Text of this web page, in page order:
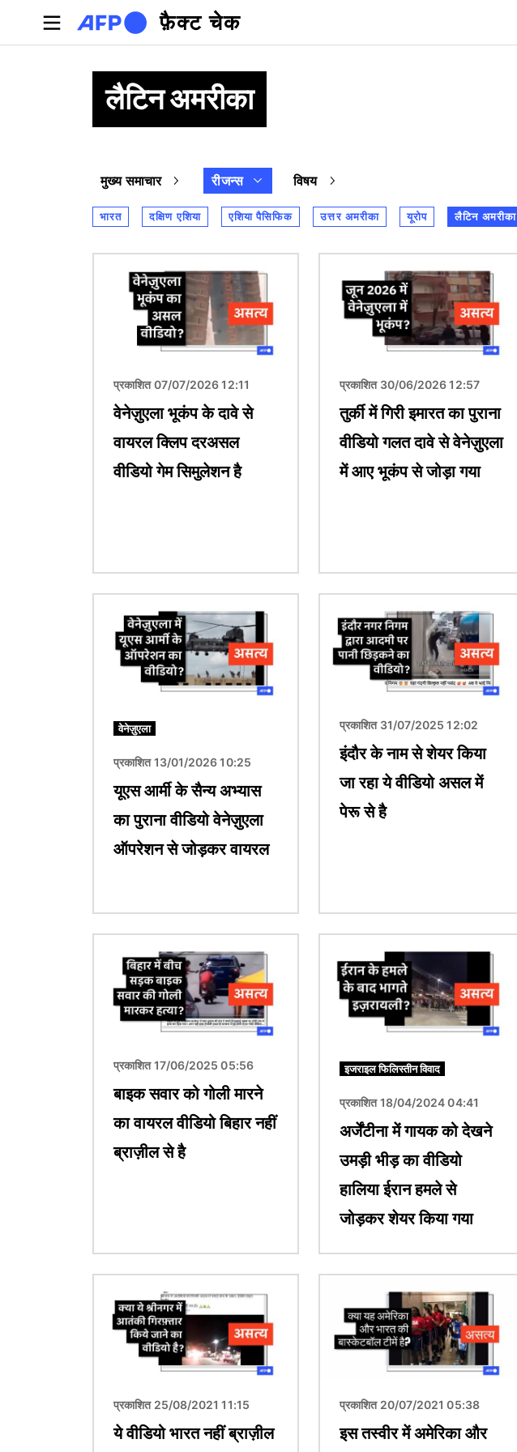
Skip to main content
फ़ैक्ट चेक
लैटिन अमरीका
मुख्य समाचार रीजन्स विषय
भारत दक्षिण एशिया एशिया पैसिफिक उत्तर अमरीका यूरोप लैटिन अमरीका
प्रकाशित 07/07/2026 12:11
वेनेज़ुएला भूकंप के दावे से
वायरल क्लिप दरअसल
वीडियो गेम सिमुलेशन है
प्रकाशित 30/06/2026 12:57
तुर्की में गिरी इमारत का पुराना
वीडियो गलत दावे से वेनेज़ुएला
में आए भूकंप से जोड़ा गया
वेनेज़ुएला
प्रकाशित 13/01/2026 10:25
यूएस आर्मी के सैन्य अभ्यास
का पुराना वीडियो वेनेज़ुएला
ऑपरेशन से जोड़कर वायरल
प्रकाशित 31/07/2025 12:02
इंदौर के नाम से शेयर किया
जा रहा ये वीडियो असल में
पेरू से है
प्रकाशित 17/06/2025 05:56
बाइक सवार को गोली मारने
का वायरल वीडियो बिहार नहीं
ब्राज़ील से है
इजराइल फिलिस्तीन विवाद
प्रकाशित 18/04/2024 04:41
अर्जेंटीना में गायक को देखने
उमड़ी भीड़ का वीडियो
हालिया ईरान हमले से
जोड़कर शेयर किया गया
प्रकाशित 25/08/2021 11:15
ये वीडियो भारत नहीं ब्राज़ील
प्रकाशित 20/07/2021 05:38
इस तस्वीर में अमेरिका और